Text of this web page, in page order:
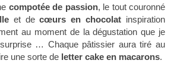
compotée de passion, le tout couronné
et decœurs en chocolat inspiration
au moment de la dégustation que je
… Chaque pâtissier aura tiré au
une sorte de letter cake en macarons.